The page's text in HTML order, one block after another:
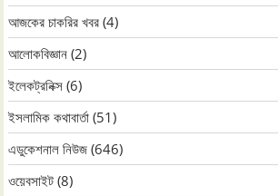
আজকের চাকরির খবর (4)
আলোকবিজ্ঞান (2)
ইলেকট্রনিক্স (6)
ইসলামিক কথাবার্তা (51)
এডুকেশনাল নিউজ (646)
ওয়েবসাইট (8)